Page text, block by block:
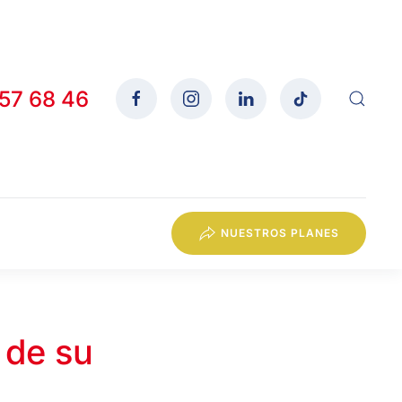
68 46
NUESTROS PLANES
su